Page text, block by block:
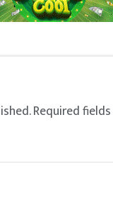
Required